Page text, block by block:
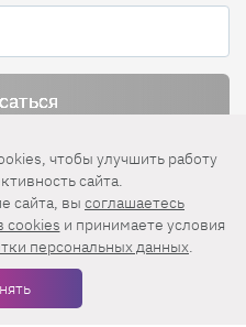
вы принимаете условия
политики конфиденциальности
и
ее и нажмите
чтобы улучшить работу
сайта.
сайта, вы соглашаетесь
cookies и принимаете условия
персональных данных.